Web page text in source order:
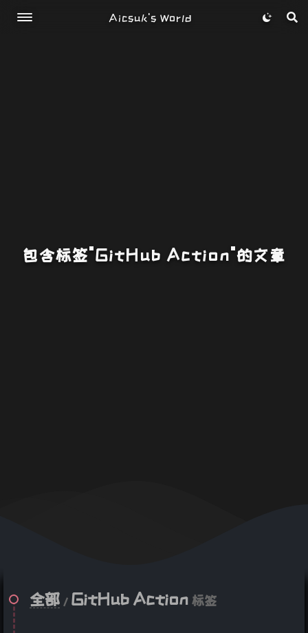
包含标签"GitHub Action"的文章
Aicsuk's World
全部 / GitHub Action 标签